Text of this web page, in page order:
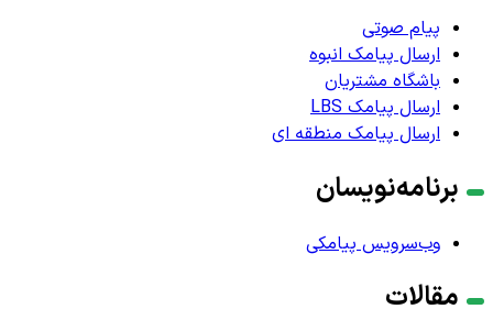
پیام صوتی
ارسال پیامک انبوه
باشگاه مشتریان
ارسال پیامک LBS
ارسال پیامک منطقه ای
برنامه‌نویسان
وب‌سرویس پیامکی
مقالات